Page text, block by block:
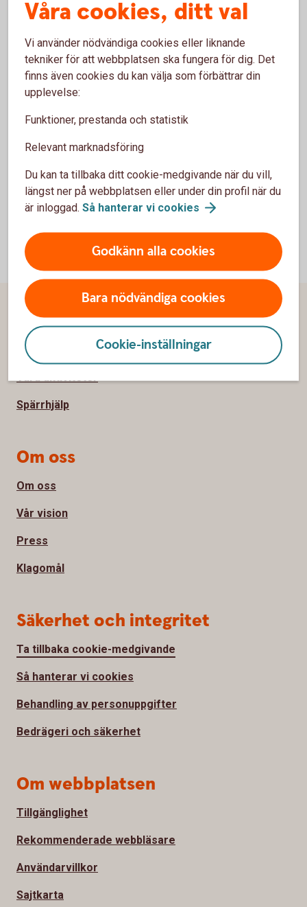
gjeldsinstrumenter når vi er tilretteleggere (pdf)
Kontoavtale innskudd og betalingstjenester
næringsforhold (pdf)
Generelle vilkår innskudd og betalingstjenester
kontoavtale næringsforhold (pdf)
Veiledende prisopplysninger for handel gjennom
Informasjon om markedsplasser mv (pdf)
Handelsfullmakt (pdf)
knyttet til fondsobligasjoner (pdf)
Våra cookies, ditt val
Vi använder nödvändiga cookies eller liknande
tekniker för att webbplatsen ska fungera för dig. Det
finns även cookies du kan välja som förbättrar din
upplevelse:
Funktioner, prestanda och statistik
Relevant marknadsföring
Du kan ta tillbaka ditt cookie-medgivande när du vill,
längst ner på webbplatsen eller under din profil när du
är inloggad. Så hanterar vi cookies
Godkänn alla cookies
Bara nödvändiga cookies
Cookie-inställningar
Sidfot
Hitta snabbt
Kontakta oss
Våra aktiviteter
Spärrhjälp
Om oss
Om oss
Vår vision
Press
Klagomål
Säkerhet och integritet
Ta tillbaka cookie-medgivande
Så hanterar vi cookies
Behandling av personuppgifter
Bedrägeri och säkerhet
Om webbplatsen
Tillgänglighet
Rekommenderade webbläsare
Användarvillkor
Sajtkarta